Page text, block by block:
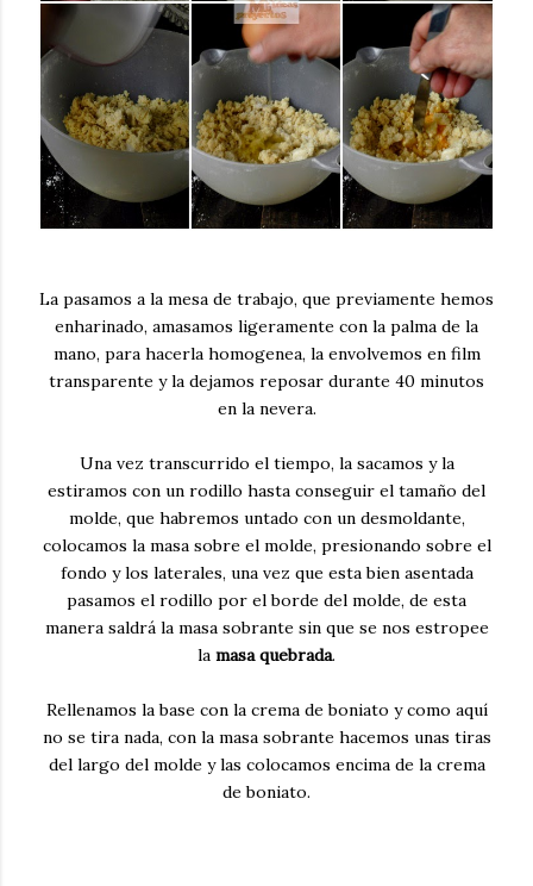
La pasamos a la mesa de trabajo, que previamente hemos
enharinado, amasamos ligeramente con la palma de la
mano, para hacerla homogenea, la envolvemos en film
transparente y la dejamos reposar durante 40 minutos
en la nevera.
Una vez transcurrido el tiempo, la sacamos y la
estiramos con un rodillo hasta conseguir el tamaño del
molde, que habremos untado con un desmoldante,
colocamos la masa sobre el molde, presionando sobre el
fondo y los laterales, una vez que esta bien asentada
pasamos el rodillo por el borde del molde, de esta
manera saldrá la masa sobrante sin que se nos estropee
la masa quebrada.
Rellenamos la base con la crema de boniato y como aquí
no se tira nada, con la masa sobrante hacemos unas tiras
del largo del molde y las colocamos encima de la crema
de boniato.